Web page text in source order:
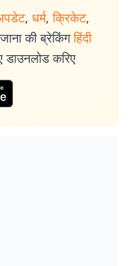
, धर्म, क्रिकेट,
की ब्रेकिंग हिंदी
करिए